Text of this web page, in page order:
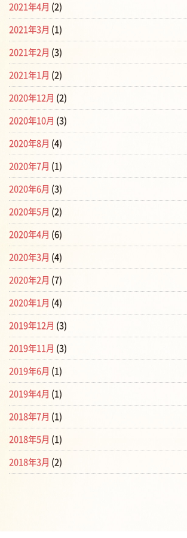
2021年4月 (2)
2021年3月 (1)
2021年2月 (3)
2021年1月 (2)
2020年12月 (2)
2020年10月 (3)
2020年8月 (4)
2020年7月 (1)
2020年6月 (3)
2020年5月 (2)
2020年4月 (6)
2020年3月 (4)
2020年2月 (7)
2020年1月 (4)
2019年12月 (3)
2019年11月 (3)
2019年6月 (1)
2019年4月 (1)
2018年7月 (1)
2018年5月 (1)
2018年3月 (2)